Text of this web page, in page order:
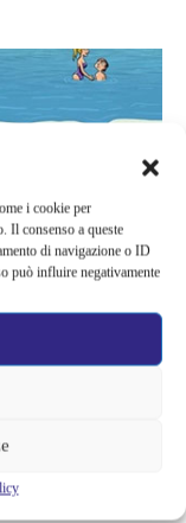
i cookie per
Il consenso a queste
di navigazione o ID
può influire negativamente